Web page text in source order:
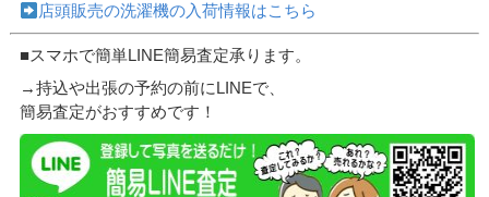
店頭販売の洗濯機の入荷情報はこちら
■スマホで簡単LINE簡易査定承ります。
→持込や出張の予約の前にLINEで、
簡易査定がおすすめです！